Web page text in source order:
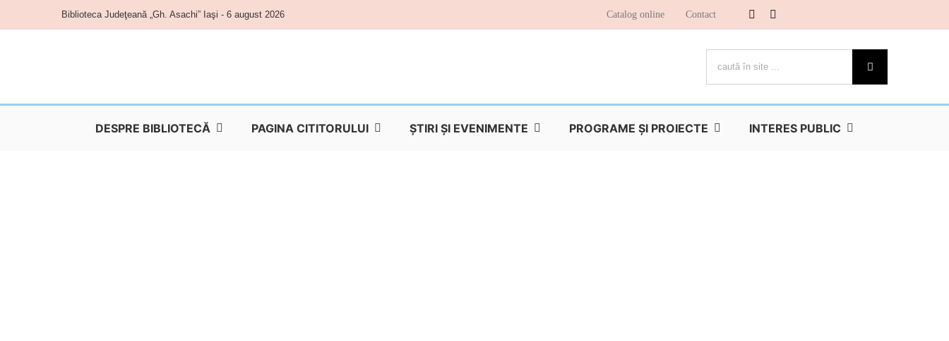
content
Biblioteca Judeţeană „Gh. Asachi” Iaşi - 6 august 2026 Catalog online Contact
DESPRE BIBLIOTECĂ PAGINA CITITORULUI ŞTIRI ŞI EVENIMENTE PROGRAME ŞI PROIECTE INTERES PUBLIC